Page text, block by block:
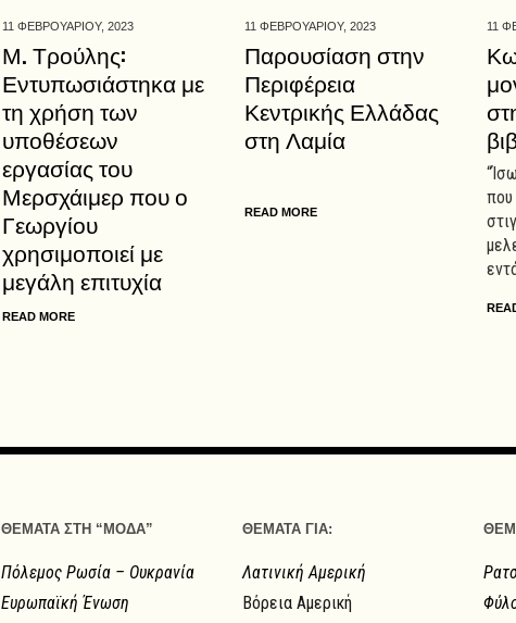
11 ΦΕΒΡΟΥΑΡΙΟΥ, 2023
Μ. Τρούλης:
Εντυπωσιάστηκα με
τη χρήση των
υποθέσεων
εργασίας του
Μερσχάιμερ που ο
Γεωργίου
χρησιμοποιεί με
μεγάλη επιτυχία
READ MORE
11 ΦΕΒΡΟΥΑΡΙΟΥ, 2023
Παρουσίαση στην
Περιφέρεια
Κεντρικής Ελλάδας
στη Λαμία
READ MORE
11
που
ΘΕΜΑΤΑ ΣΤΗ “ΜΟΔΑ”
Πόλεμος Ρωσία – Ουκρανία
Ευρωπαϊκή Ένωση
ΘΕΜΑΤΑ ΓΙΑ:
Λατινική Αμερική
Βόρεια Αμερική